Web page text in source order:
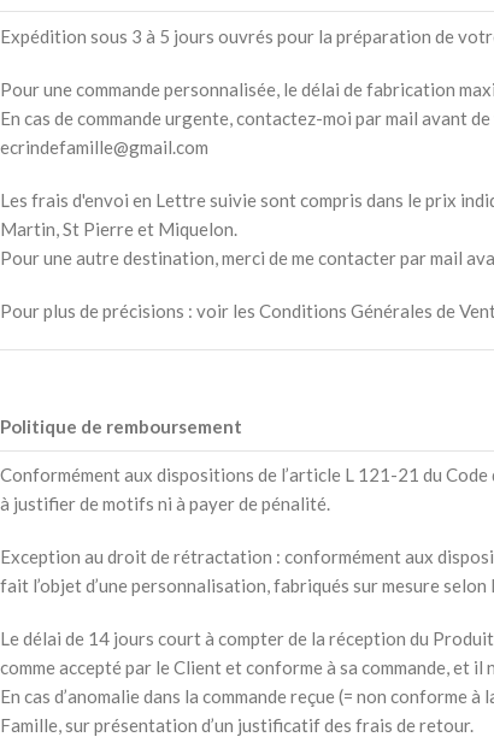
Expédition sous 3 à 5 jours ouvrés pour la préparation de
Pour une commande personnalisée, le délai de fabrication
En cas de commande urgente, contactez-moi par mail avant
ecrindefamille@gmail.com
Les frais d'envoi en Lettre suivie sont compris dans le prix
Martin, St Pierre et Miquelon.
Pour une autre destination, merci de me contacter par mail
Pour plus de précisions : voir les Conditions Générales de
Politique de remboursement
Conformément aux dispositions de l’article L 121-21 du
à justifier de motifs ni à payer de pénalité.
Exception au droit de rétractation : conformément aux
fait l’objet d’une personnalisation, fabriqués sur mesure
Le délai de 14 jours court à compter de la réception du
comme accepté par le Client et conforme à sa commande, et il
En cas d’anomalie dans la commande reçue (= non conforme
Famille, sur présentation d’un justificatif des frais de retour.